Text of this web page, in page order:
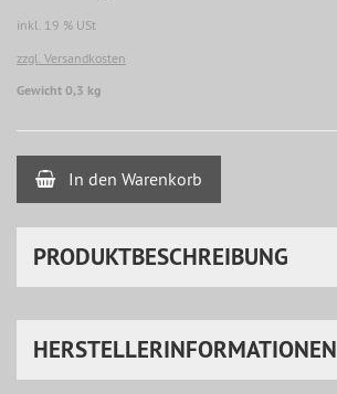
inkl. 19 % USt
zzgl. Versandkosten
Gewicht 0,3 kg
In den Warenkorb
PRODUKTBESCHREIBUNG
HERSTELLERINFORMATIONEN